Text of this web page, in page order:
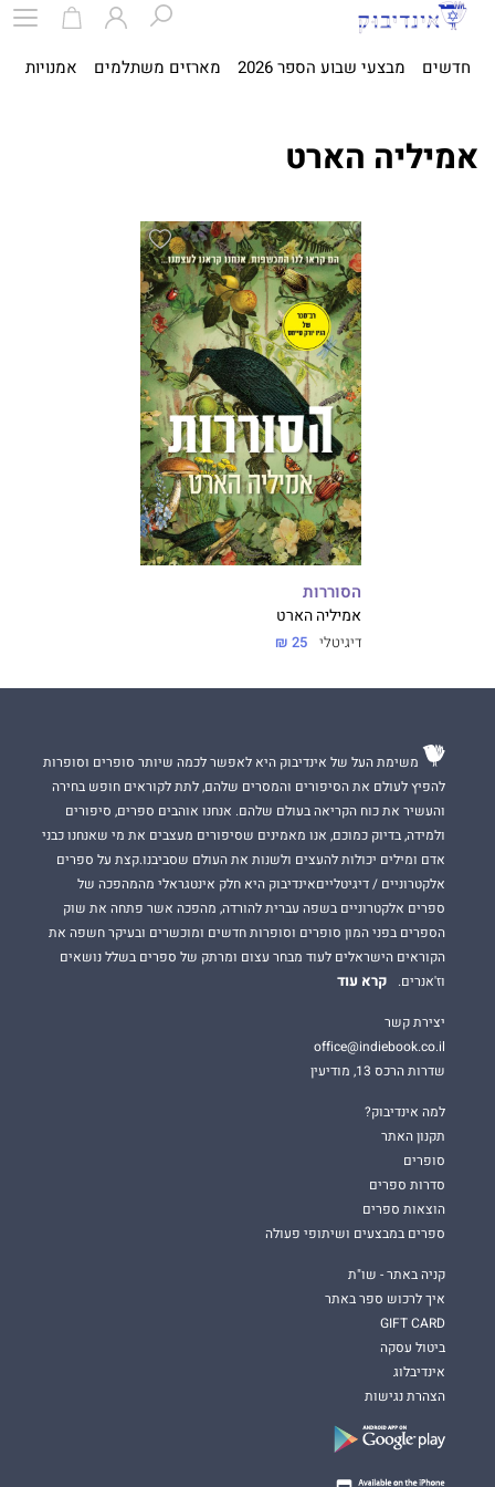
חדשים מבצעי שבוע הספר 2026 מארזים משתלמים אמנויות
אמיליה‏ הארט
הסוררות
אמיליה‏ הארט
דיגיטלי 25 ₪
משימת העל של אינדיבוק היא לאפשר לכמה שיותר סופרים וסופרות
להפיץ לעולם את הסיפורים והמסרים שלהם, לתת לקוראים חופש בחירה
והעשיר את כוח הקריאה בעולם שלהם. אנחנו אוהבים ספרים, סיפורים
ולמידה, בדיוק כמוכם, אנו מאמינים שסיפורים מעצבים את מי שאנחנו כבני
אדם ומילים יכולות להעצים ולשנות את העולם שסביבנו.קצת על ספרים
אלקטרוניים / דיגיטלייםאינדיבוק היא חלק אינטגראלי מהמהפכה של
ספרים אלקטרוניים בשפה עברית להורדה, מהפכה אשר פתחה את שוק
הספרים בפני המון סופרים וסופרות חדשים ומוכשרים ובעיקר חשפה את
הקוראים הישראלים לעוד מבחר עצום ומרתק של ספרים בשלל נושאים
וז'אנרים.
קרא עוד
יצירת קשר
office@indiebook.co.il
שדרות הרכס 13, מודיעין
למה אינדיבוק?
תקנון האתר
סופרים
סדרות ספרים
הוצאות ספרים
ספרים במבצעים ושיתופי פעולה
קניה באתר - שו"ת
איך לרכוש ספר באתר
GIFT CARD
ביטול עסקה
אינדיבלוג
הצהרת נגישות